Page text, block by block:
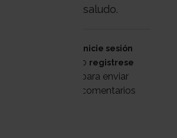
saludo.
Inicie sesión
o registrese
para enviar
comentarios